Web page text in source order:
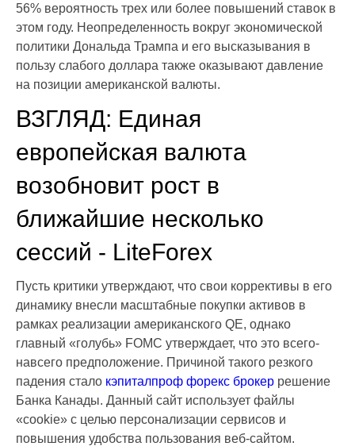
56% вероятность трех или более повышений ставок в
этом году. Неопределенность вокруг экономической
политики Дональда Трампа и его высказывания в
пользу слабого доллара также оказывают давление
на позиции американской валюты.
ВЗГЛЯД: Единая
европейская валюта
возобновит рост в
ближайшие несколько
сессий - LiteForex
Пусть критики утверждают, что свои коррективы в его
динамику внесли масштабные покупки активов в
рамках реализации американского QE, однако
главный «голубь» FOMC утверждает, что это всего-
навсего предположение. Причиной такого резкого
падения стало кэпиталпроф форекс брокер решение
Банка Канады. Данный сайт использует файлы
«cookie» с целью персонализации сервисов и
повышения удобства пользования веб-сайтом.